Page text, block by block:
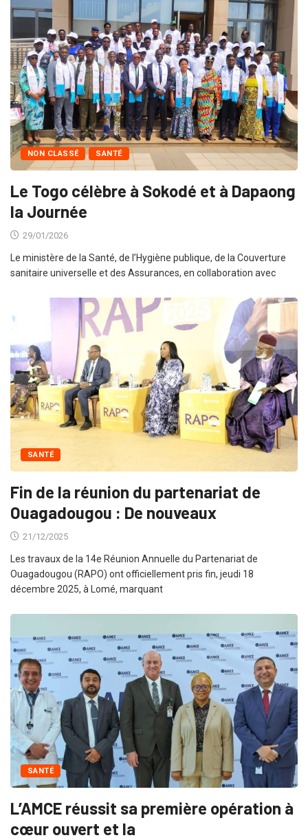
NON CLASSÉ SANTÉ
Le Togo célèbre à Sokodé et à Dapaong
la Journée
29/01/2026
Le ministère de la Santé, de l’Hygiène publique, de la Couverture
sanitaire universelle et des Assurances, en collaboration avec
SANTÉ
Fin de la réunion du partenariat de
Ouagadougou : De nouveaux
21/12/2025
Les travaux de la 14e Réunion Annuelle du Partenariat de
Ouagadougou (RAPO) ont officiellement pris fin, jeudi 18
décembre 2025, à Lomé, marquant
SANTÉ
L’AMCE réussit sa première opération à
cœur ouvert et la